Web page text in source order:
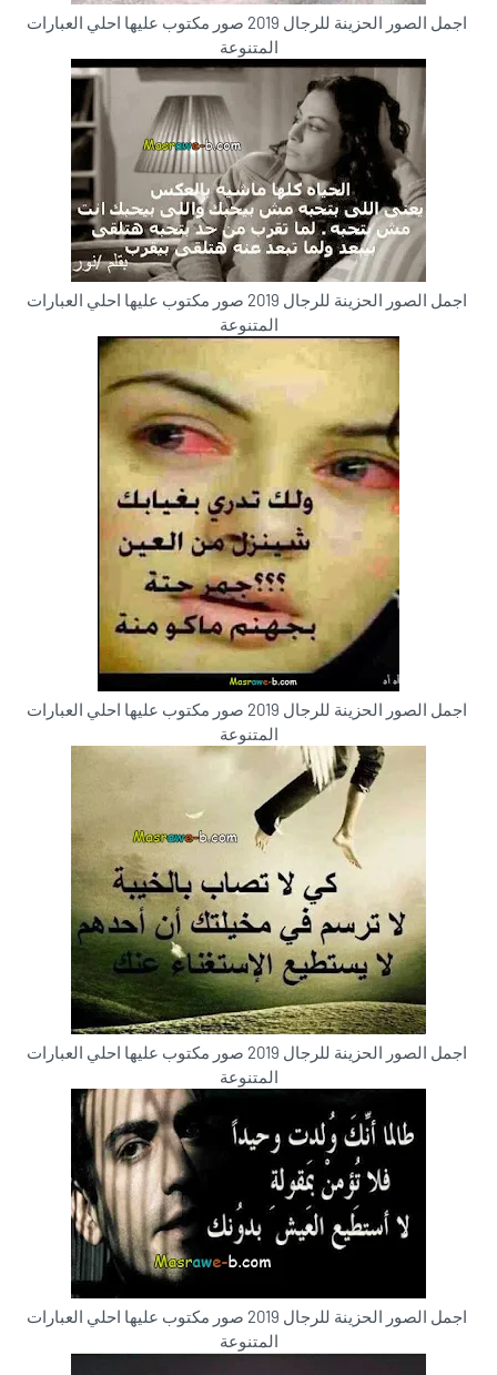
اجمل الصور الحزينة للرجال 2019 صور مكتوب عليها احلي العبارات
المتنوعة
اجمل الصور الحزينة للرجال 2019 صور مكتوب عليها احلي العبارات
المتنوعة
اجمل الصور الحزينة للرجال 2019 صور مكتوب عليها احلي العبارات
المتنوعة
اجمل الصور الحزينة للرجال 2019 صور مكتوب عليها احلي العبارات
المتنوعة
اجمل الصور الحزينة للرجال 2019 صور مكتوب عليها احلي العبارات
المتنوعة